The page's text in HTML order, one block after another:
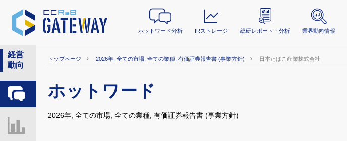
ホットワード分析 IRストレージ 総研レポート・分析 業界動向情報
経営
動向
ホットワード分析
トップページ 2026年, 全ての市場, 全ての業種, 有価証券報告書 (事業方針) 日本たばこ産業株式会社
ホットワード
2026年, 全ての市場, 全ての業種, 有価証券報告書 (事業方針)